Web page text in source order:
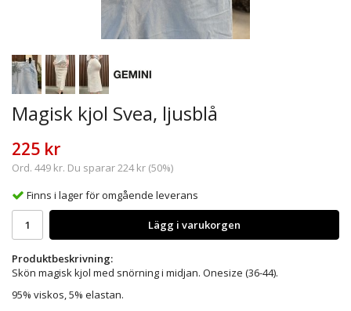
Magisk kjol Svea, ljusblå
225 kr
Ord. 449 kr. Du sparar224 kr (50%)
Finns i lager för omgående leverans
Lägg i varukorgen
Produktbeskrivning:
Skön magisk kjol med snörning i midjan. Onesize (36-44).
95% viskos, 5% elastan.